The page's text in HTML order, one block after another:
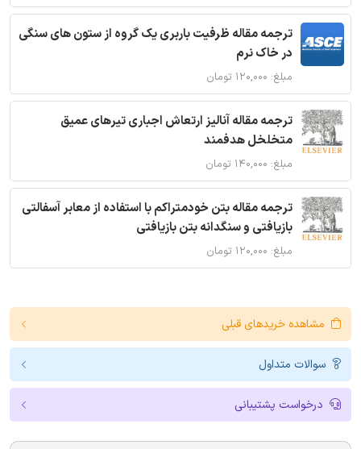
ترجمه مقاله ظرفیت باربری یک گروه از ستون های سنگی
در خاک نرم
مبلغ: ۱۲۰,۰۰۰ تومان
ترجمه مقاله آنالیز ارتعاش اجباری تیرهای عمیق
متخلخل هدفمند
مبلغ: ۱۴۰,۰۰۰ تومان
ترجمه مقاله بتن خودمتراکم با استفاده از معابر آسفالتی
بازیافتی و سنگدانه بتن بازیافتی
مبلغ: ۱۲۰,۰۰۰ تومان
مشاهده خریدهای قبلی
سوالات متداول
درخواست پشتیبانی